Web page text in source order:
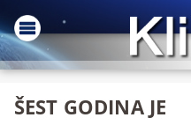
ŠEST GODINA JE